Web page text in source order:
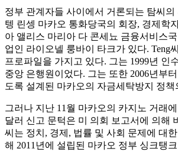
정부 관계자들 사이에서 거론되는 탐씨의
텡 린셍 마카오 통화당국의 회장, 경제학
아 앨리스 마리아 다 콘세뇨 금융서비스국
업인 라이오넬 룽바이 타크가 있다. Teng
프로파일을 가지고 있다. 그는 1999년 인
중앙 은행원이었다. 그는 또한 2006년부
도록 설계된 마카오의 자금세탁방지 정
그러나 지난 11월 마카오의 카지노 거래
달러 신고 문턱은 미 의회 보고서에 의해
씨는 정치, 경제, 법률 및 사회 문제에 대
해 2011년에 설립된 마카오 정부 싱크탱